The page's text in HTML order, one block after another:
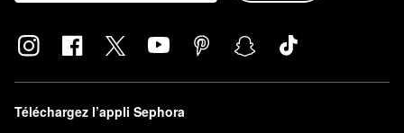
Téléchargez l’appli Sephora